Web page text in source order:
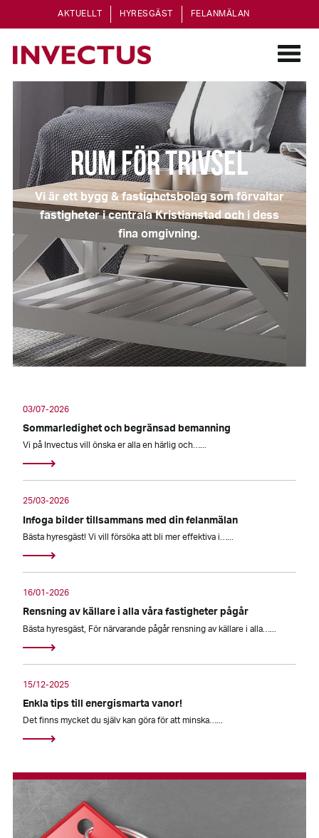
AKTUELLT HYRESGÄST FELANMÄLAN
RUM FÖR TRIVSEL
Vi är ett bygg & fastighetsbolag som förvaltar
fastigheter i centrala Kristianstad och i dess
fina omgivning.
03/07-2026
Sommarledighet och begränsad bemanning
Vi på Invectus vill önska er alla en härlig och…...
25/03-2026
Infoga bilder tillsammans med din felanmälan
Bästa hyresgäst! Vi vill försöka att bli mer effektiva i…...
16/01-2026
Rensning av källare i alla våra fastigheter pågår
Bästa hyresgäst, För närvarande pågår rensning av källare i alla…...
15/12-2025
Enkla tips till energismarta vanor!
Det finns mycket du själv kan göra för att minska…...